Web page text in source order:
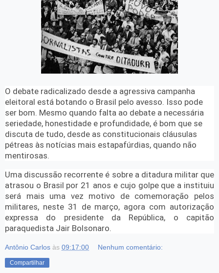
O debate radicalizado desde a agressiva campanha
eleitoral está botando o Brasil pelo avesso. Isso pode
ser bom. Mesmo quando falta ao debate a necessária
seriedade, honestidade e profundidade, é bom que se
discuta de tudo, desde as constitucionais cláusulas
pétreas às notícias mais estapafúrdias, quando não
mentirosas.
Uma discussão recorrente é sobre a ditadura militar que
atrasou o Brasil por 21 anos e cujo golpe que a instituiu
será mais uma vez motivo de comemoração pelos
militares, neste 31 de março, agora com autorização
expressa do presidente da República, o capitão
paraquedista Jair Bolsonaro.
Antônio Carlos às 09:17:00 Nenhum comentário:
Compartilhar